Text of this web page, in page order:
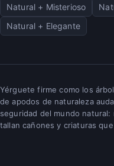
Natural + Misterioso
Natural + Elegante
Yérguete firme como los
de apodos de naturaleza
seguridad del mundo
tallan cañones y criaturas